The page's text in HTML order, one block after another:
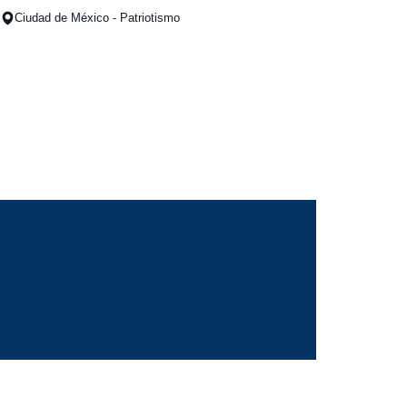
Ciudad de México - Patriotismo